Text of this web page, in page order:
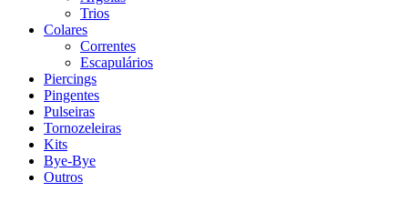
Trios
Colares
Correntes
Escapulários
Piercings
Pingentes
Pulseiras
Tornozeleiras
Kits
Bye-Bye
Outros